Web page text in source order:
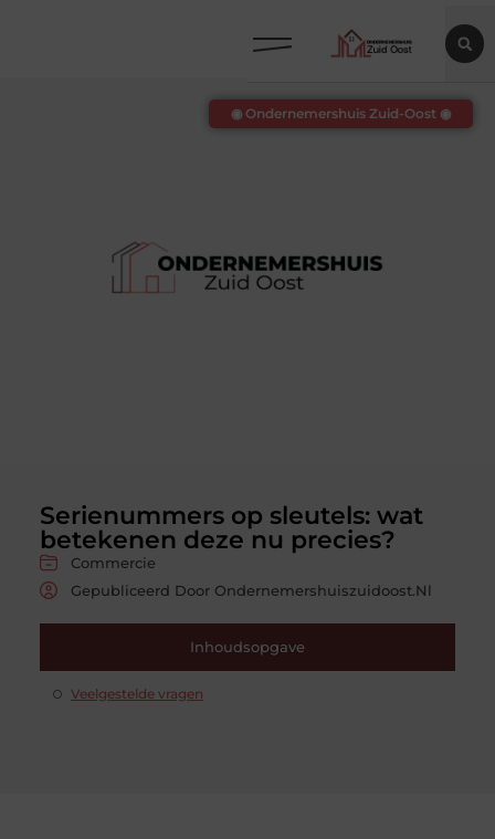
Serienummers op sleutels: wat
betekenen deze nu precies?
Commercie
Gepubliceerd Door Ondernemershuiszuidoost.nl
Inhoudsopgave
Veelgestelde vragen
◉ Ondernemershuis Zuid-Oost ◉